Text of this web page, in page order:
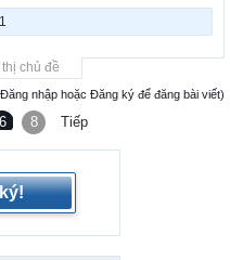
chủ đề
nhập hoặc Đăng ký để đăng bài viết)
6 7
8 Tiếp